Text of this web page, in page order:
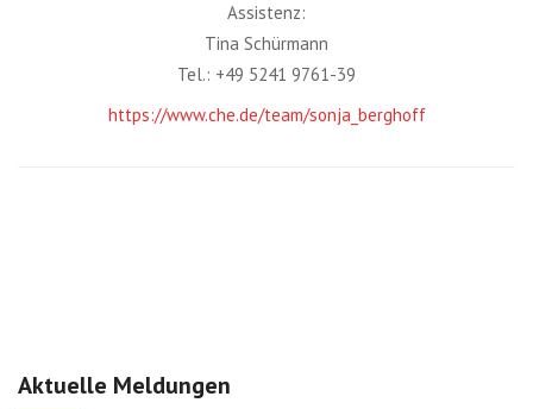
Assistenz:
Tina Schürmann
Tel.: +49 5241 9761-39
https://www.che.de/team/sonja_berghoff
Aktuelle Meldungen